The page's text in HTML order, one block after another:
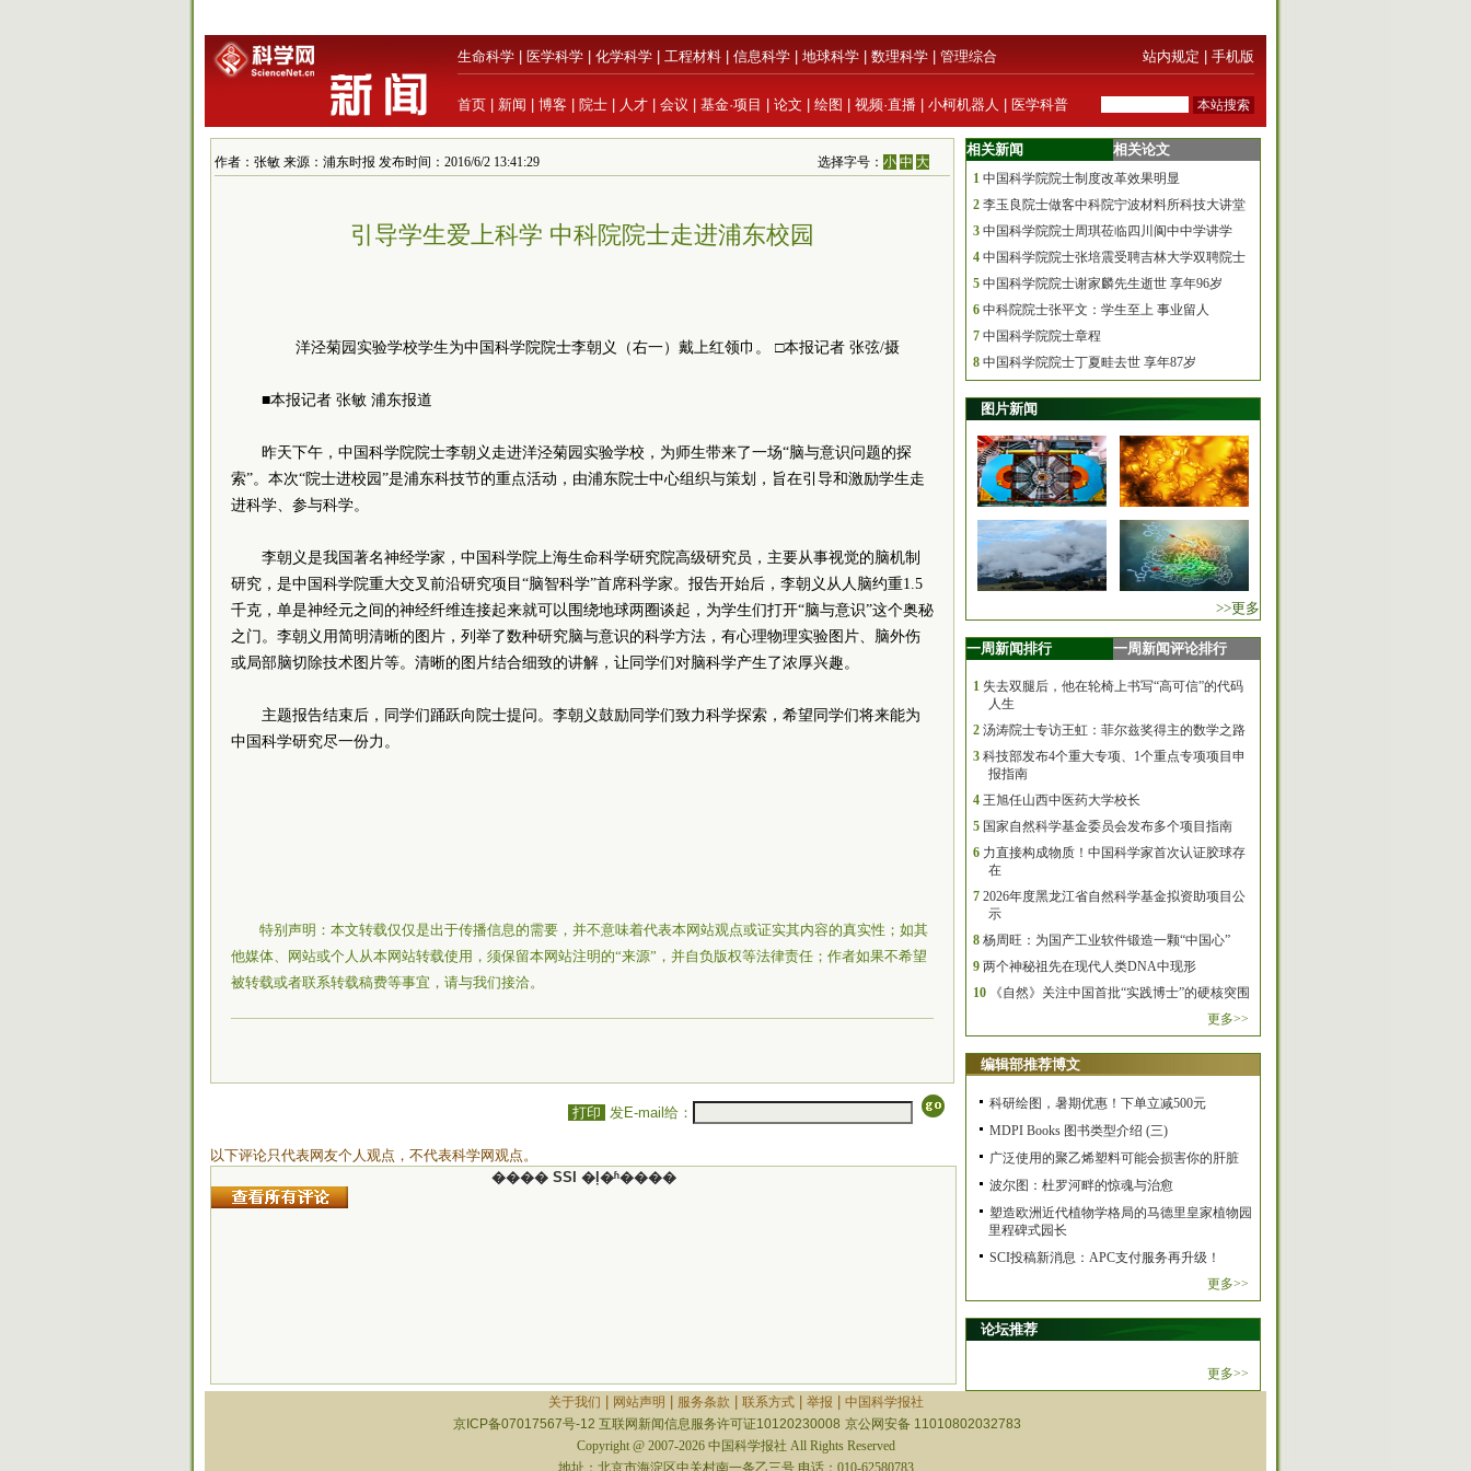
生命科学 医学科学 化学科学 工程材料 信息科学 地球科学 数理科学 管理综合 站内规定 手机版
首页 新闻 博客 院士 人才 会议 基金·项目 论文 绘图 视频·直播 小柯机器人 医学科普
作者：张敏 来源：浦东时报 发布时间：2016/6/2 13:41:29 选择字号：小 中 大
引导学生爱上科学 中科院院士走进浦东校园
洋泾菊园实验学校学生为中国科学院院士李朝义（右一）戴上红领巾。 □本报记者 张弦/摄
■本报记者 张敏 浦东报道
昨天下午，中国科学院院士李朝义走进洋泾菊园实验学校，为师生带来了一场“脑与意识问题的探
索”。本次“院士进校园”是浦东科技节的重点活动，由浦东院士中心组织与策划，旨在引导和激励学生走
进科学、参与科学。
李朝义是我国著名神经学家，中国科学院上海生命科学研究院高级研究员，主要从事视觉的脑机制
研究，是中国科学院重大交叉前沿研究项目“脑智科学”首席科学家。报告开始后，李朝义从人脑约重1.5
千克，单是神经元之间的神经纤维连接起来就可以围绕地球两圈谈起，为学生们打开“脑与意识”这个奥秘
之门。李朝义用简明清晰的图片，列举了数种研究脑与意识的科学方法，有心理物理实验图片、脑外伤
或局部脑切除技术图片等。清晰的图片结合细致的讲解，让同学们对脑科学产生了浓厚兴趣。
主题报告结束后，同学们踊跃向院士提问。李朝义鼓励同学们致力科学探索，希望同学们将来能为
中国科学研究尽一份力。
特别声明：本文转载仅仅是出于传播信息的需要，并不意味着代表本网站观点或证实其内容的真实性；如其
他媒体、网站或个人从本网站转载使用，须保留本网站注明的“来源”，并自负版权等法律责任；作者如果不希望
被转载或者联系转载稿费等事宜，请与我们接洽。
打印 发E-mail给：
以下评论只代表网友个人观点，不代表科学网观点。
���� SSI �ļ�ʱ����
相关新闻 相关论文
1 中国科学院院士制度改革效果明显
2 李玉良院士做客中科院宁波材料所科技大讲堂
3 中国科学院院士周琪莅临四川阆中中学讲学
4 中国科学院院士张培震受聘吉林大学双聘院士
5 中国科学院院士谢家麟先生逝世 享年96岁
6 中科院院士张平文：学生至上 事业留人
7 中国科学院院士章程
8 中国科学院院士丁夏畦去世 享年87岁
图片新闻
>>更多
一周新闻排行 一周新闻评论排行
1 失去双腿后，他在轮椅上书写“高可信”的代码
人生
2 汤涛院士专访王虹：菲尔兹奖得主的数学之路
3 科技部发布4个重大专项、1个重点专项项目申
报指南
4 王旭任山西中医药大学校长
5 国家自然科学基金委员会发布多个项目指南
6 力直接构成物质！中国科学家首次认证胶球存
在
7 2026年度黑龙江省自然科学基金拟资助项目公
示
8 杨周旺：为国产工业软件锻造一颗“中国心”
9 两个神秘祖先在现代人类DNA中现形
10
《自然》关注中国首批“实践博士”的硬核突围
更多>>
编辑部推荐博文
科研绘图，暑期优惠！下单立减500元
MDPI Books 图书类型介绍 (三)
广泛使用的聚乙烯塑料可能会损害你的肝脏
波尔图：杜罗河畔的惊魂与治愈
塑造欧洲近代植物学格局的马德里皇家植物园
里程碑式园长
SCI投稿新消息：APC支付服务再升级！
更多>>
论坛推荐
更多>>
关于我们
网站声明 服务条款 联系方式| 举报
中国科学报社
京ICP备07017567号-12 互联网新闻信息服务许可证10120230008 京公网安备 11010802032783
Copyright @ 2007-2026 中国科学报社 All Rights Reserved
地址：北京市海淀区中关村南一条乙三号 电话：010-62580783